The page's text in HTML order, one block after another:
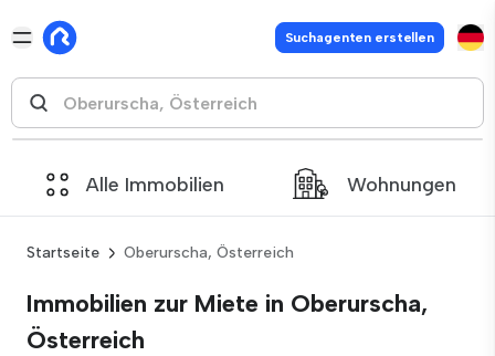
Suchagenten erstellen
Alle Immobilien Wohnungen
Startseite Oberurscha, Österreich
Immobilien zur Miete in Oberurscha,
Österreich